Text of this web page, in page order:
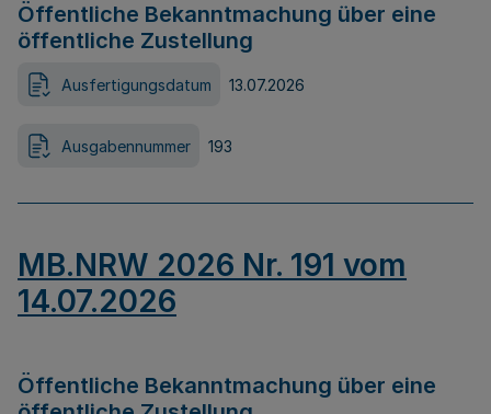
Öffentliche Bekanntmachung über eine
öffentliche Zustellung
Ausfertigungsdatum 13.07.2026
Ausgabennummer 193
MB.NRW 2026 Nr. 191 vom
14.07.2026
Öffentliche Bekanntmachung über eine